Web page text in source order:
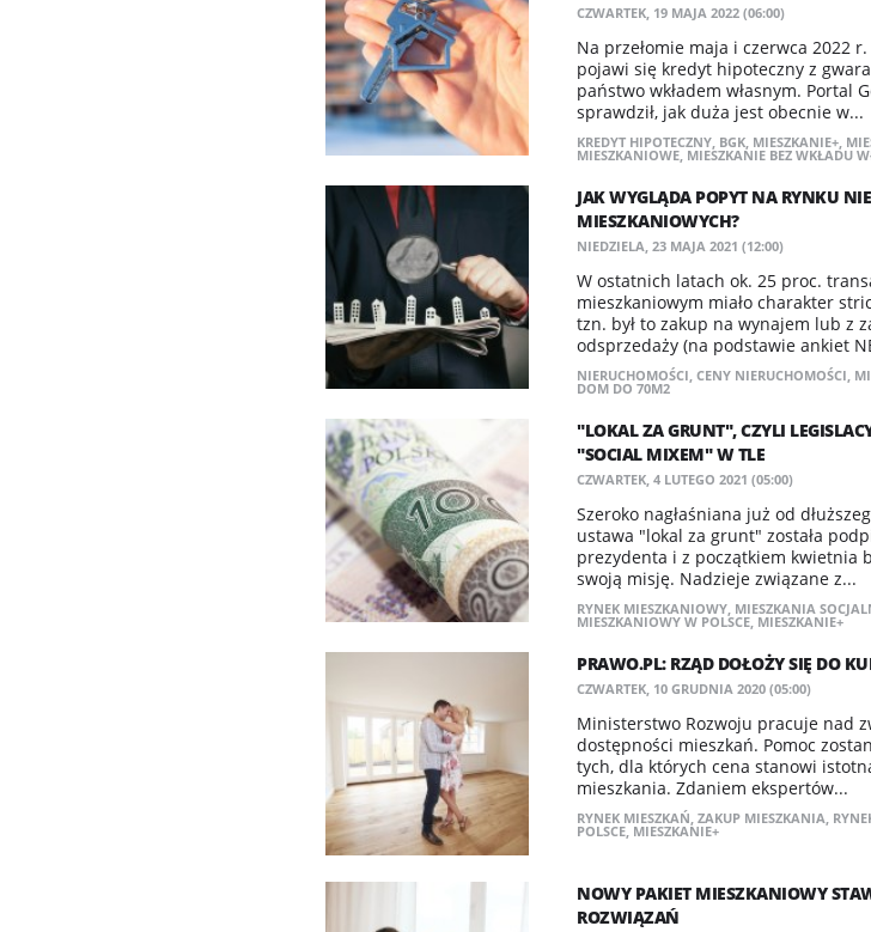
CZWARTEK, 19 MAJA 2022 (06:00)
Na przełomie maja i czerwca 2022
pojawi się kredyt hipoteczny z
państwo wkładem własnym. Portal
sprawdził, jak duża jest obecnie w...
KREDYT HIPOTECZNY, BGK, MIESZKANIE+,
MIESZKANIOWE, MIESZKANIE BEZ WKŁADU
JAK WYGLĄDA POPYT NA RYNKU
MIESZKANIOWYCH?
NIEDZIELA, 23 MAJA 2021 (12:00)
W ostatnich latach ok. 25 proc.
mieszkaniowym miało charakter
tzn. był to zakup na wynajem lub z
odsprzedaży (na podstawie ankiet
NIERUCHOMOŚCI, CENY NIERUCHOMOŚCI,
DOM DO 70M2
"LOKAL ZA GRUNT", CZYLI
"SOCIAL MIXEM" W TLE
CZWARTEK, 4 LUTEGO 2021 (05:00)
Szeroko nagłaśniana już od
ustawa "lokal za grunt" została
prezydenta i z początkiem kwietnia
swoją misję. Nadzieje związane z...
RYNEK MIESZKANIOWY, MIESZKANIA
MIESZKANIOWY W POLSCE, MIESZKANIE+
​PRAWO.PL: RZĄD DOŁOŻY SIĘ DO
CZWARTEK, 10 GRUDNIA 2020 (05:00)
Ministerstwo Rozwoju pracuje nad
dostępności mieszkań. Pomoc
tych, dla których cena stanowi
mieszkania. Zdaniem ekspertów...
RYNEK MIESZKAŃ, ZAKUP MIESZKANIA,
POLSCE, MIESZKANIE+
NOWY PAKIET MIESZKANIOWY
ROZWIĄZAŃ